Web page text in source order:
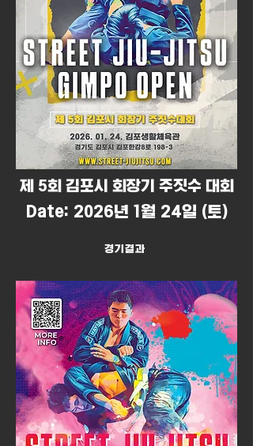
​제 5회 김포시 회장기 주짓수 대회​
Date: 2026년 1월 24일 (토)
경기결과